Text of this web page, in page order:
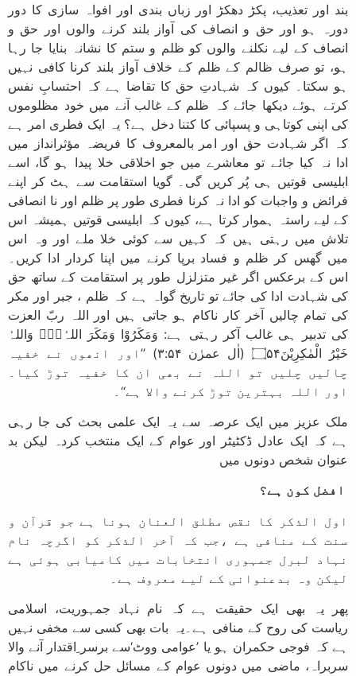
بند اور تعذیب، پکڑ دھکڑ اور زباں بندی اور افواہ سازی کا دور
دورہ ہو اور حق و انصاف کی آواز بلند کرنے والوں اور حق و
انصاف کے لیے نکلنے والوں کو ظلم و ستم کا نشانہ بنایا جا رہا
ہو، تو صرف ظالم کے ظلم کے خلاف آواز بلند کرنا کافی نہیں
ہو سکتا۔ کیوں کہ شہادتِ حق کا تقاضا ہے کہ احتسابِ نفس
کرتے ہوئے دیکھا جائے کہ ظلم کے غالب آنے میں خود مظلوموں
کی اپنی کوتاہی و پسپائی کا کتنا دخل ہے؟ یہ ایک فطری امر ہے
کہ اگر شہادت حق اور امر بالمعروف کا فریضہ مؤثرانداز میں
ادا نہ کیا جائے تو معاشرے میں جو اخلاقی خلا پیدا ہو گا، اسے
ابلیسی قوتیں ہی پُر کریں گی۔ گویا استقامت سے ہٹ کر اپنے
فرائض و واجبات کو ادا نہ کرنا فطری طور پر ظلم اور نا انصافی
کے لیے راستہ ہموار کرتا ہے، کیوں کہ ابلیسی قوتیں ہمیشہ اس
تلاش میں رہتی ہیں کہ کہیں سے کوئی خلا ملے اور وہ اس
میں گھس کر ظلم و فساد برپا کرنے میں اپنا کردار ادا کریں۔
اس کے برعکس اگر غیر متزلزل طور پر استقامت کے ساتھ حق
کی شہادت ادا کی جائے تو تاریخ گواہ ہے کہ ظلم ، جبر اور مکر
کی تمام چالیں آخر کار ناکام ہو جاتی ہیں اور اللہ ربّ العزت
کی تدبیر ہی غالب آکر رہتی ہے: وَمَكَرُوْا وَمَكَرَ اللہُ۝۰ۭ وَاللہُ
خَيْرُ الْمٰكِرِيْنَ۝۵۴ (اٰل عمرٰن ۳:۵۴) ’’اور انھوں نے خفیہ
چالیں چلیں تو اللہ نے بھی ان کا خفیہ توڑ کیا۔
اور اللہ بہترین توڑ کرنے والا ہے‘‘۔
ملک عزیز میں ایک عرصہ سے یہ ایک علمی بحث کی جا رہی
ہے کہ ایک عادل ڈکٹیٹر اور عوام کے ایک منتخب کردہ لیکن بد
عنوان شخص دونوں میں
افضل کون ہے؟
اول الذکر کا نقص مطلق العنان ہونا ہے جو قرآن و
سنت کے منافی ہے ،جب کہ آخر الذکر کو اگرچہ نام
نہاد لبرل جمہوری انتخابات میں کامیابی ہوئی ہے
لیکن وہ بدعنوانی کے لیے معروف ہے۔
پھر یہ بھی ایک حقیقت ہے کہ نام نہاد جمہوریت، اسلامی
ریاست کی روح کے منافی ہے۔یہ بات بھی کسی سے مخفی نہیں
ہے کہ فوجی حکمران ہو یا ’عوامی ووٹ‘سے برسر ِاقتدار آنے والا
سربراہ، ماضی میں دونوں عوام کے مسائل حل کرنے میں ناکام